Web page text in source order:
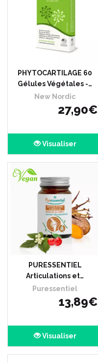
PHYTOCARTILAGE 60
Gélules Végétales -…
New Nordic
27,90€
Visualiser
PURESSENTIEL
Articulations et…
Puressentiel
13,89€
Visualiser